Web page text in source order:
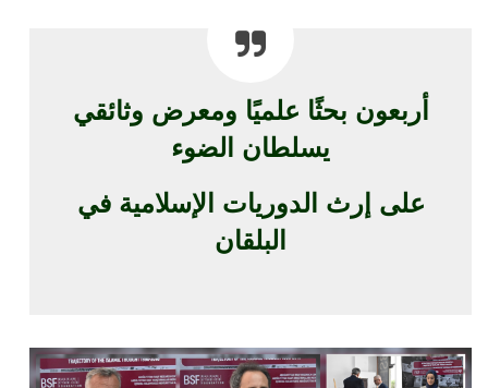
أربعون بحثًا علميًا ومعرض وثائقي
يسلطان الضوء
على إرث الدوريات الإسلامية في
البلقان